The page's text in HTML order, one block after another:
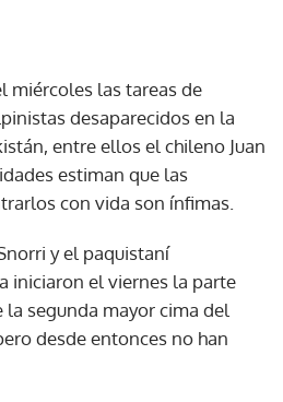
miércoles las tareas de
desaparecidos en la
entre ellos el chileno Juan
estiman que las
con vida son ínfimas.
y el paquistaní
iniciaron el viernes la parte
segunda mayor cima del
desde entonces no han